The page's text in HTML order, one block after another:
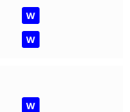
W
W
W